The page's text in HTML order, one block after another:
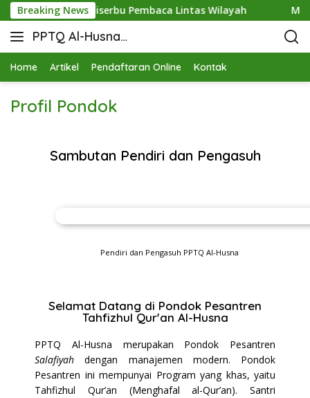
Breaking News
Diserbu Pembaca Lintas Wilayah Merajut
PPTQ Al-Husna
Bukit Raja Wali
Home Artikel Pendaftaran Online Kontak
Profil Pondok
Sambutan Pendiri dan Pengasuh
Pendiri dan Pengasuh PPTQ Al-Husna
Selamat Datang di Pondok Pesantren
Tahfizhul Qur'an Al-Husna
PPTQ Al-Husna merupakan Pondok Pesantren
Salafiyahdengan manajemen modern. Pondok
Pesantren ini mempunyai Program yang khas, yaitu
Tahfizhul Qur’an (Menghafal al-Qur’an). Santri